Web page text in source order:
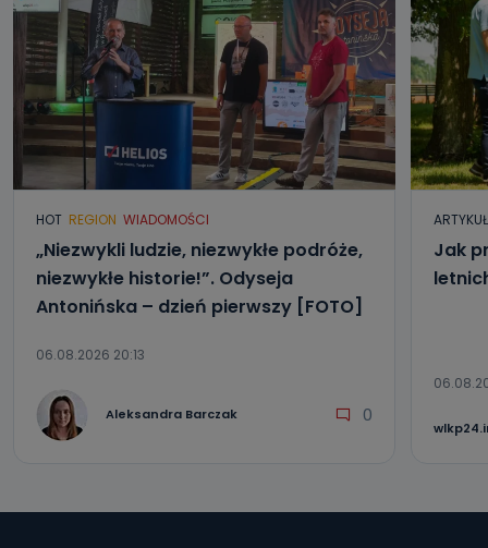
danych osobowych?
Można to zrobić pod numerem telefonu 62 735-51-05 lub
e-mailowo pod adresem: poczta@tvproart.pl
HOT REGION WIADOMOŚCI
„Niezwykli ludzie, niezwykłe podróże,
niezwykłe historie!”. Odyseja
Antonińska – dzień pierwszy [FOTO]
06.08.2026 20:13
Aleksandra Barczak 0
Jak